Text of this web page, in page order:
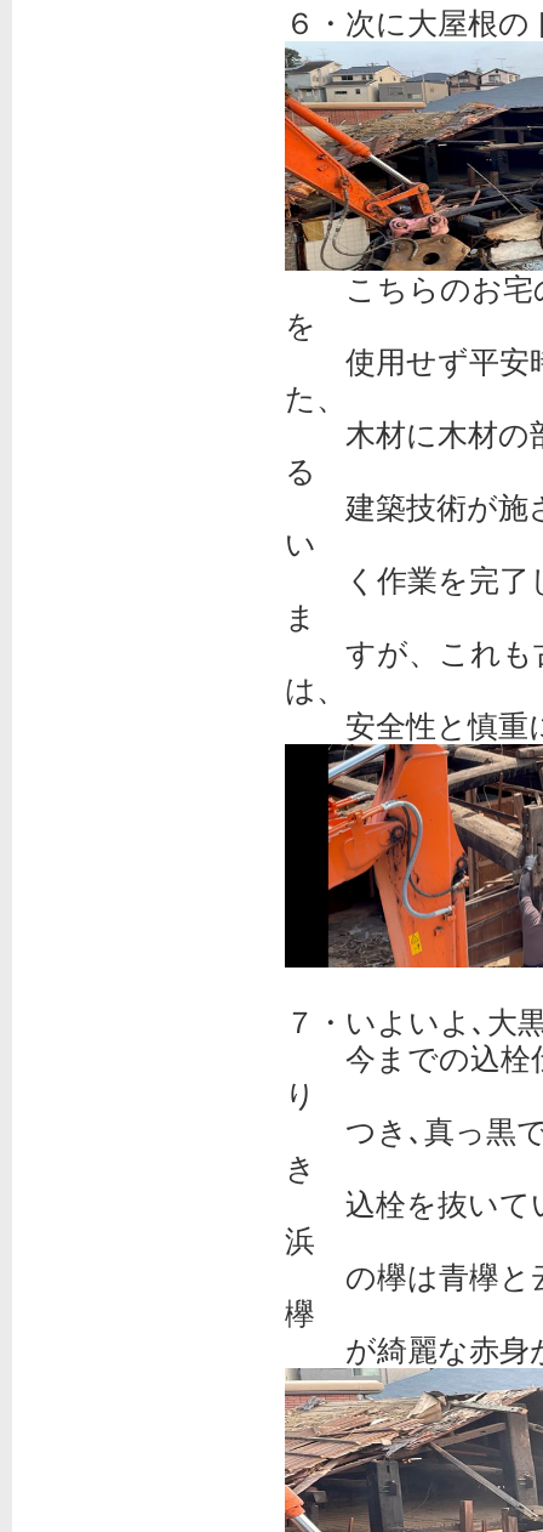
６・次に大屋根
こちらのお宅の
を
使用せず平安時
た、
木材に木材の部
る
建築技術が施さ
い
く作業を完了し
ま
すが、これも古
は、
安全性と慎重に
７・いよいよ､大
今までの込栓仕
り
つき､真っ黒で
き
込栓を抜いてい
浜
の欅は青欅と云
欅
が綺麗な赤身